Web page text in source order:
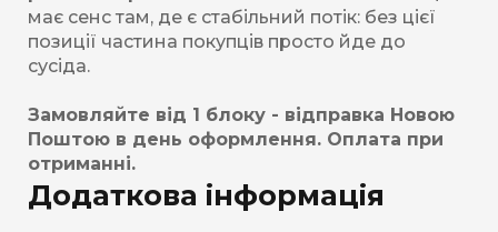
має сенс там, де є стабільний потік: без цієї
позиції частина покупців просто йде до
сусіда.
Замовляйте від 1 блоку - відправка Новою
Поштою в день оформлення. Оплата при
отриманні.
Додаткова інформація